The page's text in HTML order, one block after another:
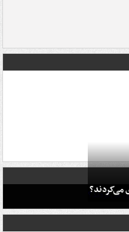
می‌کردند؟